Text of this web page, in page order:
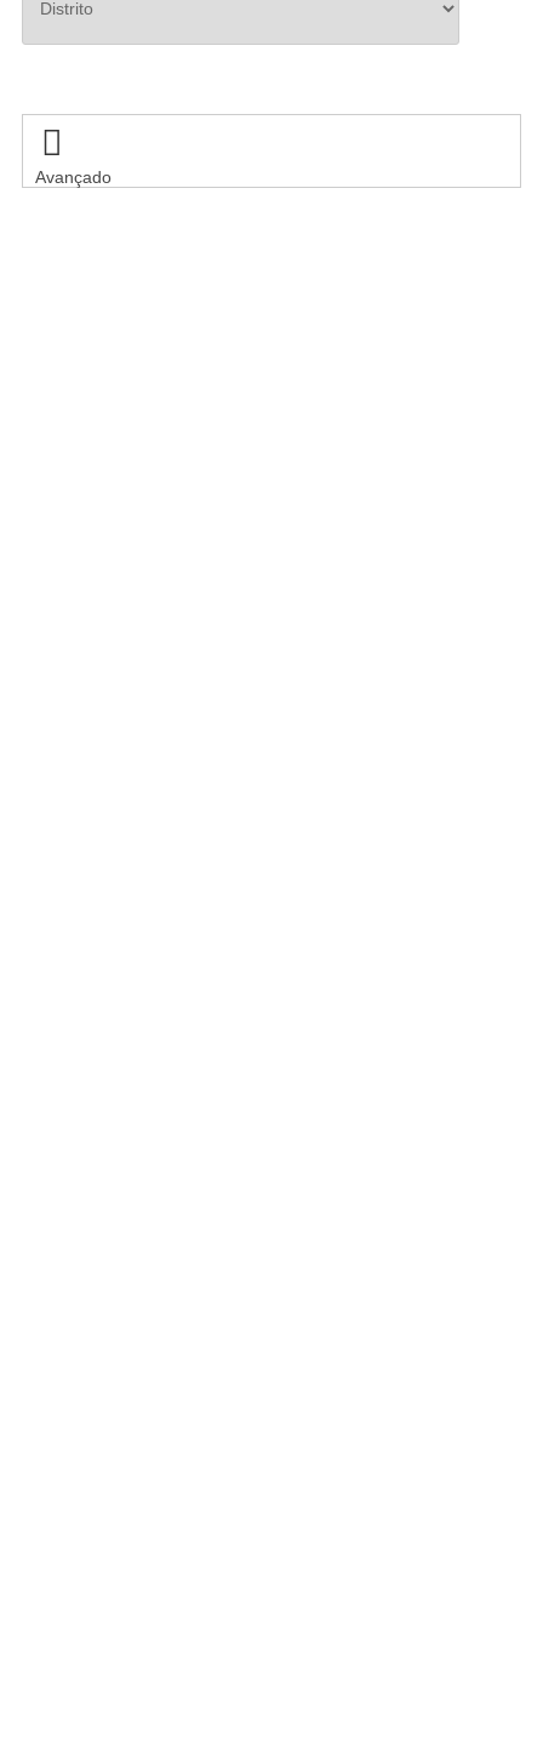

Avançado